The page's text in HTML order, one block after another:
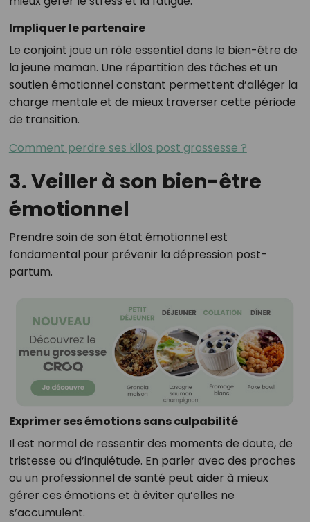
Impliquer le partenaire
Le conjoint joue un rôle essentiel dans le bien-être de
la jeune maman. Une répartition des tâches et un
soutien émotionnel constant permettent d’alléger la
charge mentale et de mieux traverser cette période
de transition.
Comment perdre ses kilos post grossesse ?
3. Veiller à son bien-être
émotionnel
Prendre soin de son état émotionnel est
fondamental pour prévenir la dépression post-
partum.
Exprimer ses émotions sans culpabilité
Il est normal de ressentir des moments de doute, de
tristesse ou d’inquiétude. En parler avec des proches
ou un professionnel de santé peut aider à mieux
gérer ces émotions et à éviter qu’elles ne
s’accumulent.